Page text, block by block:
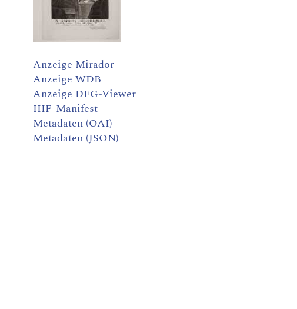
Anzeige Mirador
Anzeige WDB
Anzeige DFG-Viewer
IIIF-Manifest
Metadaten (OAI)
Metadaten (JSON)